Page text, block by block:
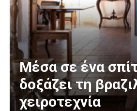
Μέσα σε ένα
δοξάζει τη
χειροτεχνία